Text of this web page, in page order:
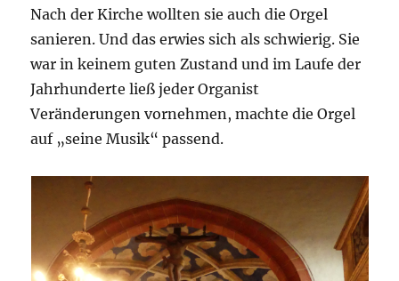
Nach der Kirche wollten sie auch die Orgel
sanieren. Und das erwies sich als schwierig. Sie
war in keinem guten Zustand und im Laufe der
Jahrhunderte ließ jeder Organist
Veränderungen vornehmen, machte die Orgel
auf „seine Musik“ passend.